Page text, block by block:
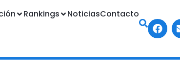
Rankings NoticiasContacto